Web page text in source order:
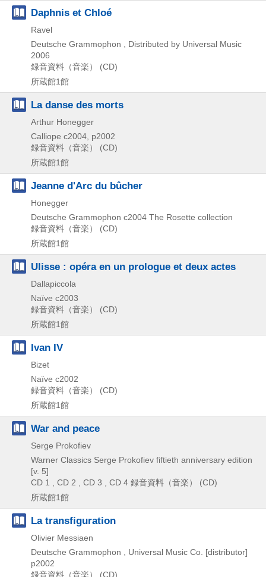
Daphnis et Chloé
Ravel
Deutsche Grammophon , Distributed by Universal Music
2006
録音資料（音楽） (CD)
所蔵館1館
La danse des morts
Arthur Honegger
Calliope c2004, p2002
録音資料（音楽） (CD)
所蔵館1館
Jeanne d'Arc du bûcher
Honegger
Deutsche Grammophon c2004 The Rosette collection
録音資料（音楽） (CD)
所蔵館1館
Ulisse : opéra en un prologue et deux actes
Dallapiccola
Naïve c2003
録音資料（音楽） (CD)
所蔵館1館
Ivan IV
Bizet
Naïve c2002
録音資料（音楽） (CD)
所蔵館1館
War and peace
Serge Prokofiev
Warner Classics Serge Prokofiev fiftieth anniversary edition
[v. 5]
CD 1 , CD 2 , CD 3 , CD 4 録音資料（音楽） (CD)
所蔵館1館
La transfiguration
Olivier Messiaen
Deutsche Grammophon , Universal Music Co. [distributor]
p2002
録音資料（音楽） (CD)